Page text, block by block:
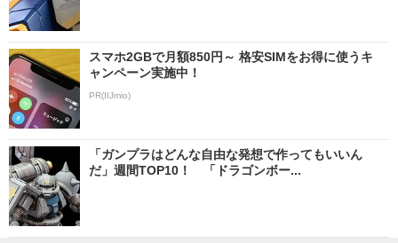
スマホ2GBで月額850円～ 格安SIMをお得に使うキ
ャンペーン実施中！
PR(IIJmio)
「ガンプラはどんな自由な発想で作ってもいいん
だ」週間TOP10！ 「ドラゴンボー...